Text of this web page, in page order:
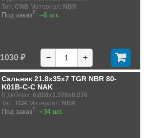
Тип: CNB Материал: NBR
Под заказ?: ~6 шт.
1030 ₽ − +
Сальник 21.8x35x7 TGR NBR 80-
K01B-C-C NAK
В дюймах: 0.858x1.378x0.276
Тип: TGR Материал: NBR
Под заказ?: ~34 шт.